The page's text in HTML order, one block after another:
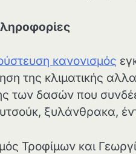
κανονισμός
της κλιματικής
των δασών που
ξυλάνθρακα,
Τροφίμων και